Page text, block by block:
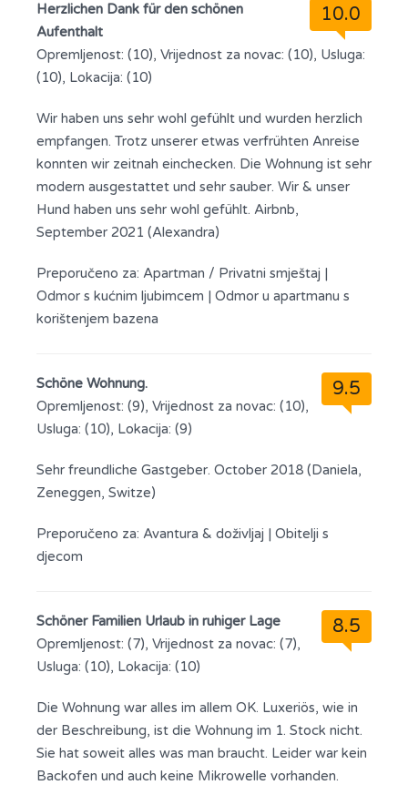
10.0
Herzlichen Dank für den schönen
Aufenthalt
Opremljenost: (10), Vrijednost za novac: (10), Usluga:
(10), Lokacija: (10)
Wir haben uns sehr wohl gefühlt und wurden herzlich
empfangen. Trotz unserer etwas verfrühten Anreise
konnten wir zeitnah einchecken. Die Wohnung ist sehr
modern ausgestattet und sehr sauber. Wir & unser
Hund haben uns sehr wohl gefühlt. Airbnb,
September 2021 (Alexandra)
Preporučeno za: Apartman / Privatni smještaj |
Odmor s kućnim ljubimcem | Odmor u apartmanu s
korištenjem bazena
9.5
Schöne Wohnung.
Opremljenost: (9), Vrijednost za novac: (10),
Usluga: (10), Lokacija: (9)
Sehr freundliche Gastgeber. October 2018 (Daniela,
Zeneggen, Switze)
Preporučeno za: Avantura & doživljaj | Obitelji s
djecom
8.5
Schöner Familien Urlaub in ruhiger Lage
Opremljenost: (7), Vrijednost za novac: (7),
Usluga: (10), Lokacija: (10)
Die Wohnung war alles im allem OK. Luxeriös, wie in
der Beschreibung, ist die Wohnung im 1. Stock nicht.
Sie hat soweit alles was man braucht. Leider war kein
Backofen und auch keine Mikrowelle vorhanden.